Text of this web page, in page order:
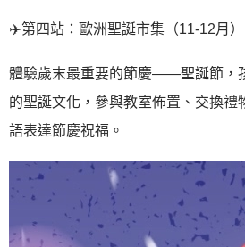
✈️第四站：歐洲聖誕市集（11-12月）
體驗歲末最重要的節慶——聖誕節，
的聖誕文化，參與教室佈置、交換禮
語表達節慶祝福。